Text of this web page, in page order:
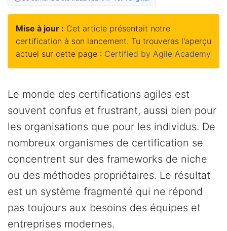
Mise à jour : Cet article présentait notre
certification à son lancement. Tu trouveras l'aperçu
actuel sur cette page : Certified by Agile Academy
Le monde des certifications agiles est
souvent confus et frustrant, aussi bien pour
les organisations que pour les individus. De
nombreux organismes de certification se
concentrent sur des frameworks de niche
ou des méthodes propriétaires. Le résultat
est un système fragmenté qui ne répond
pas toujours aux besoins des équipes et
entreprises modernes.